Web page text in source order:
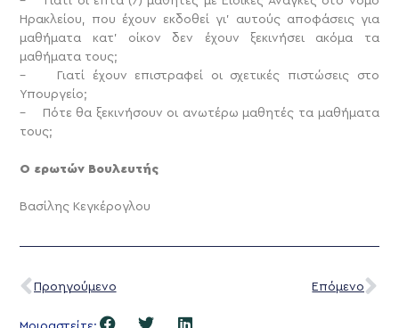
Ηρακλείου, που έχουν εκδοθεί γι’ αυτούς αποφάσεις για
μαθήματα κατ’ οίκον δεν έχουν ξεκινήσει ακόμα τα
μαθήματα τους;
– Γιατί έχουν επιστραφεί οι σχετικές πιστώσεις στο
Υπουργείο;
– Πότε θα ξεκινήσουν οι ανωτέρω μαθητές τα μαθήματα
τους;
Ο ερωτών Βουλευτής
Βασίλης Κεγκέρογλου
Προηγούμενο Επόμενο